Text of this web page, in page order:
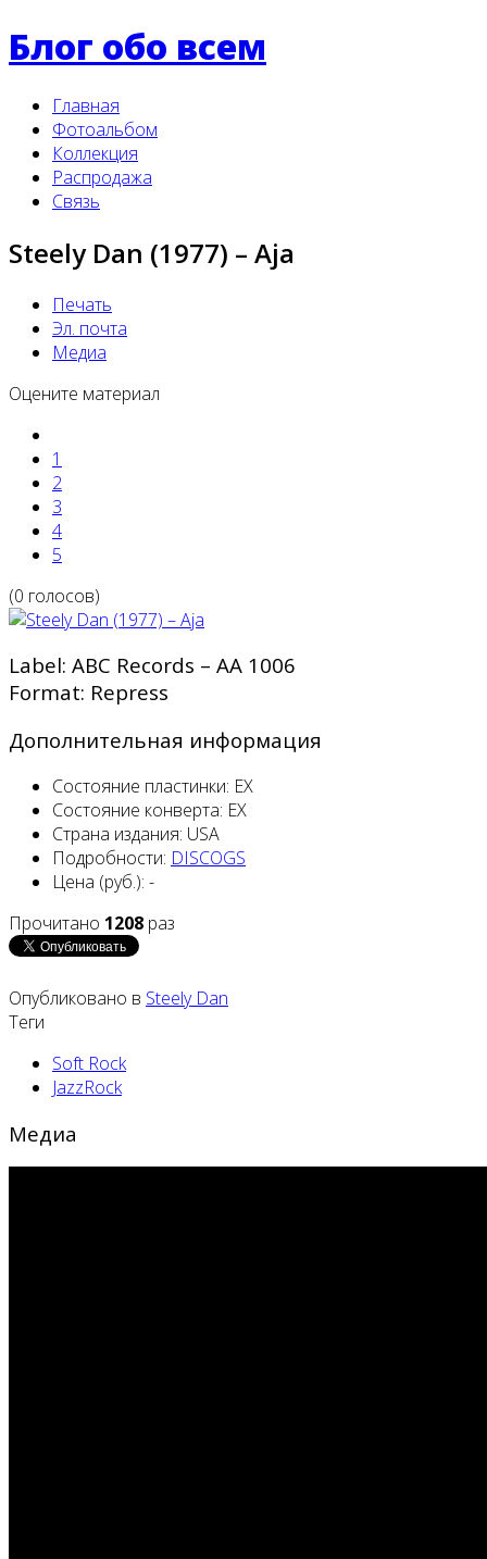
Блог обо всем
Главная
Фотоальбом
Коллекция
Распродажа
Связь
Steely Dan (1977) ‎– Aja
Печать
Эл. почта
Медиа
Оцените материал
1
2
3
4
5
(0 голосов)
Label: ABC Records ‎– AA 1006
Format: Repress
Дополнительная информация
Состояние пластинки: EX
Состояние конверта: EX
Страна издания: USA
Подробности: DISCOGS
Цена (руб.): -
Прочитано 1208 раз
Опубликовано в Steely Dan
Теги
Soft Rock
JazzRock
Медиа